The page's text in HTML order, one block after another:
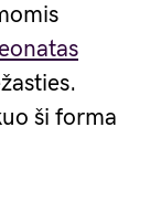
ši forma